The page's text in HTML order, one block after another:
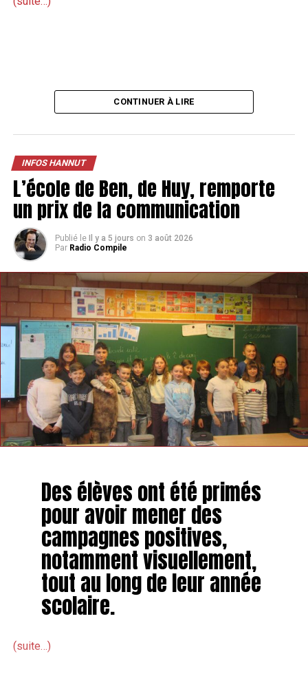
CONTINUER À LIRE
INFOS HANNUT
L’école de Ben, de Huy, remporte
un prix de la communication
Publié le Il y a 5 jours on 3 août 2026
Par Radio Compile
Des élèves ont été primés
pour avoir mener des
campagnes positives,
notamment visuellement,
tout au long de leur année
scolaire.
(suite…)